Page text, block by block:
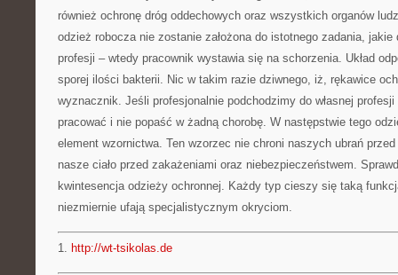
również ochronę dróg oddechowych oraz wszystkich organów
odzież robocza nie zostanie założona do istotnego zadania,
profesji – wtedy pracownik wystawia się na schorzenia. Układ
sporej ilości bakterii. Nic w takim razie dziwnego, iż, rękawice
wyznacznik. Jeśli profesjonalnie podchodzimy do własnej
pracować i nie popaść w żadną chorobę. W następstwie tego
element wzornictwa. Ten wzorzec nie chroni naszych ubrań
nasze ciało przed zakażeniami oraz niebezpieczeństwem.
kwintesencja odzieży ochronnej. Każdy typ cieszy się taką
niezmiernie ufają specjalistycznym okryciom.
1. http://wt-tsikolas.de